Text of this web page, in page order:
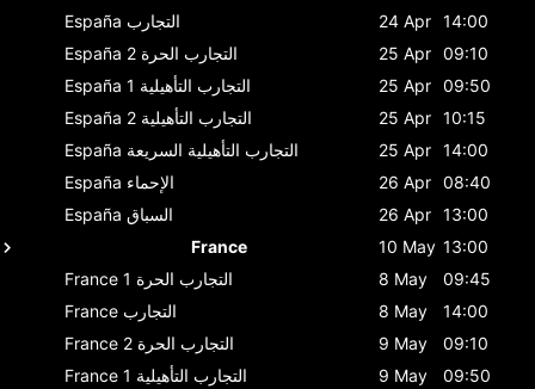
España التجارب 24 Apr 14:00
España
التجارب الحرة 2 25 Apr 09:10
España
التجارب التأهيلية 1 25 Apr 09:50
España
التجارب التأهيلية 2 25 Apr 10:15
España التجارب التأهيلية السريعة 25 Apr 14:00
España الإحماء 26 Apr 08:40
España السباق 26 Apr 13:00
France
10 May 13:00
France
التجارب الحرة 1 8 May
09:45
France التجارب 8 May
14:00
France
التجارب الحرة 2 9 May
09:10
France
التجارب التأهيلية 1 9 May
09:50